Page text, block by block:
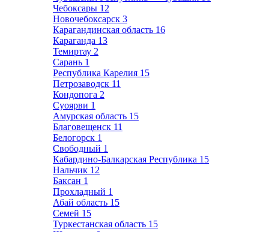
Чебоксары 12
Новочебоксарск 3
Карагандинская область 16
Караганда 13
Темиртау 2
Сарань 1
Республика Карелия 15
Петрозаводск 11
Кондопога 2
Суоярви 1
Амурская область 15
Благовещенск 11
Белогорск 1
Свободный 1
Кабардино-Балкарская Республика 15
Нальчик 12
Баксан 1
Прохладный 1
Абай область 15
Семей 15
Туркестанская область 15